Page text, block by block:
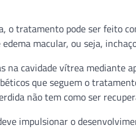
o tratamento pode ser feito
macular, ou seja,
na cavidade vítrea mediante
que seguem o
não tem como ser
impulsionar o